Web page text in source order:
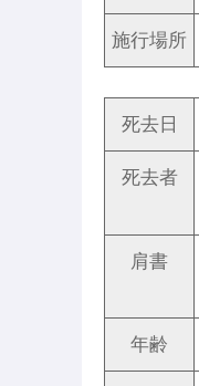
施行場所
死去日
死去者
肩書
年齢